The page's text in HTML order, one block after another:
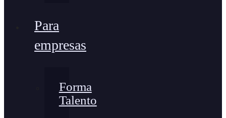
Para
empresas
Forma
Talento